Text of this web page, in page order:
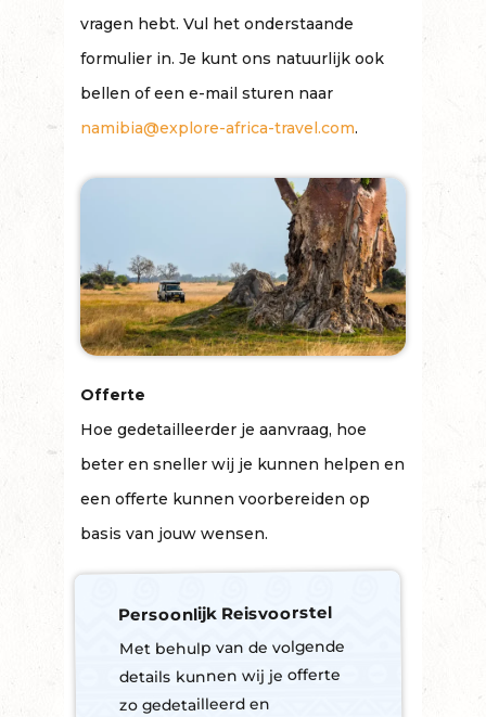
vragen hebt. Vul het onderstaande
formulier in. Je kunt ons natuurlijk ook
bellen of een e-mail sturen naar
namibia@explore-africa-travel.com.
Offerte
Hoe gedetailleerder je aanvraag, hoe
beter en sneller wij je kunnen helpen en
een offerte kunnen voorbereiden op
basis van jouw wensen.
Persoonlijk Reisvoorstel
Met behulp van de volgende
details kunnen wij je offerte
zo gedetailleerd en